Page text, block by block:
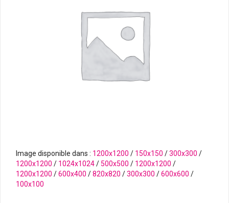
Image disponible dans : 1200x1200 / 150x150 /300x300 /
1200x1200 / 1024x1024/500x500 / 1200x1200 /
1200x1200 /600x400 /820x820 /300x300 /600x600 /
100x100